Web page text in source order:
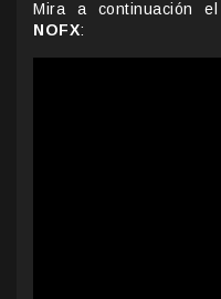
Mira a continuación
NOFX: